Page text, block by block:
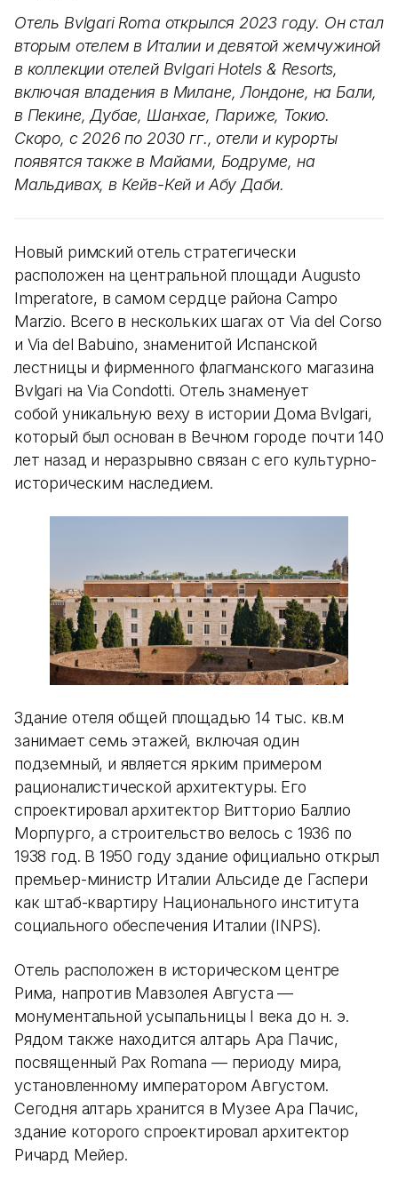
Отель Bvlgari Roma открылся 2023 году. Он стал
вторым отелем в Италии и девятой жемчужиной
в коллекции отелей Bvlgari Hotels & Resorts,
включая владения в Милане, Лондоне, на Бали,
в Пекине, Дубае, Шанхае, Париже, Токио.
Скоро, с 2026 по 2030 гг., отели и курорты
появятся также в Майами, Бодруме, на
Мальдивах, в Кейв-Кей и Абу Даби.
Новый римский отель стратегически
расположен на центральной площади Augusto
Imperatore, в самом сердце района Campo
Marzio. Всего в нескольких шагах от Via del Corso
и Via del Babuino, знаменитой Испанской
лестницы и фирменного флагманского магазина
Bvlgari на Via Condotti. Отель знаменует
собой уникальную веху в истории Дома Bvlgari,
который был основан в Вечном городе почти 140
лет назад и неразрывно связан с его культурно-
историческим наследием.
Здание отеля общей площадью 14 тыс. кв.м
занимает семь этажей, включая один
подземный, и является ярким примером
рационалистической архитектуры. Его
спроектировал архитектор Витторио Баллио
Морпурго, а строительство велось с 1936 по
1938 год. В 1950 году здание официально открыл
премьер-министр Италии Альсиде де Гаспери
как штаб-квартиру Национального института
социального обеспечения Италии (INPS).
Отель расположен в историческом центре
Рима, напротив Мавзолея Августа —
монументальной усыпальницы I века до н. э.
Рядом также находится алтарь Ара Пачис,
посвященный Pax Romana — периоду мира,
установленному императором Августом.
Сегодня алтарь хранится в Музее Ара Пачис,
здание которого спроектировал архитектор
Ричард Мейер.